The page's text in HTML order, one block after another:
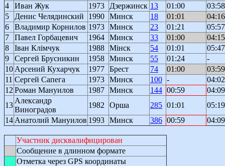
4
Иван Жук 1973 Дзержинск 13 01:00
03:58
5
Денис Челядинский 1990 Минск 18 01:01
04:16
6
Владимир Корнилов 1973 Минск 23 01:21
05:57
7
Павел Горбацевич 1964 Минск 33 01:00
04:15
8
Іван Клімчук 1988 Мінск 54 01:01
05:47
9
Сергей Брусникин 1958 Минск 55 01:24
-
10 Арсений Кухарчук 1977 Брест 74 01:00
03:59
11 Сергей Сапега 1973 Минск 100 -
04:02
12 Роман Мануилов 1987 Минск 144 00:59
04:09
13
Александр
Виноградов
1982 Орша 285 01:01
05:19
14 Анатолий Мануилов 1993 Минск 386 00:59 04:09
Участник дисквалифицирован
Сообщение в длинном формате
Отметка через GPS координаты